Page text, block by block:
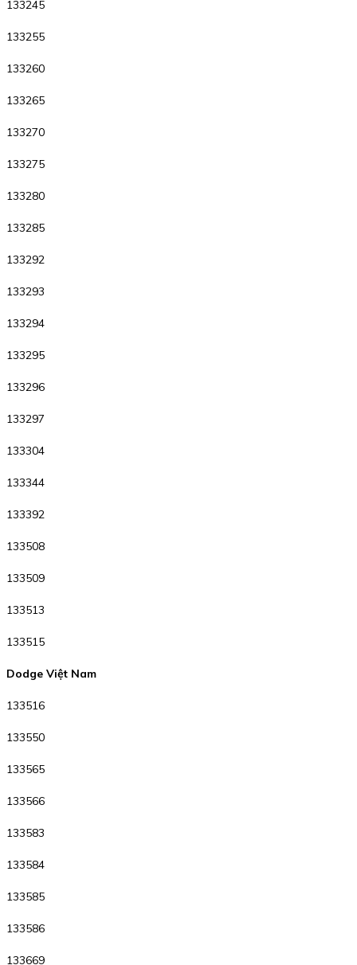
133245
133255
133260
133265
133270
133275
133280
133285
133292
133293
133294
133295
133296
133297
133304
133344
133392
133508
133509
133513
133515
Dodge Việt Nam
133516
133550
133565
133566
133583
133584
133585
133586
133669